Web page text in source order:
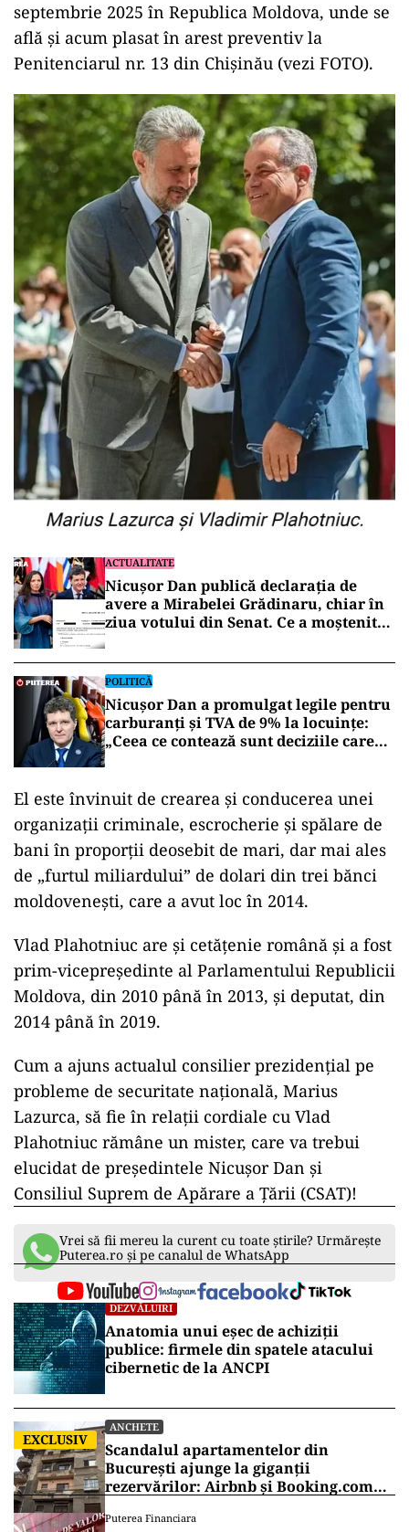
septembrie 2025 în Republica Moldova, unde se
află și acum plasat în arest preventiv la
Penitenciarul nr. 13 din Chișinău (vezi FOTO).
ACTUALITATE
Nicușor Dan publică declarația de
avere a Mirabelei Grădinaru, chiar în
ziua votului din Senat. Ce a moștenit
POLITICĂ
Nicușor Dan a promulgat legile pentru
carburanți și TVA de 9% la locuințe:
„Ceea ce contează sunt deciziile care
El este învinuit de crearea și conducerea unei
organizații criminale, escrocherie și spălare de
bani în proporții deosebit de mari, dar mai ales
de „furtul miliardului” de dolari din trei bănci
moldovenești, care a avut loc în 2014.
Vlad Plahotniuc are și cetățenie română și a fost
prim-vicepreședinte al Parlamentului Republicii
Moldova, din 2010 până în 2013, și deputat, din
2014 până în 2019.
Cum a ajuns actualul consilier prezidențial pe
probleme de securitate națională, Marius
Lazurca, să fie în relații cordiale cu Vlad
Plahotniuc rămâne un mister, care va trebui
elucidat de președintele Nicușor Dan și
Consiliul Suprem de Apărare a Țării (CSAT)!
Vrei să fii mereu la curent cu toate știrile? Urmărește
Puterea.ro și pe canalul de WhatsApp
DEZVĂLUIRI
Anatomia unui eșec de achiziții
publice: firmele din spatele atacului
cibernetic de la ANCPI
EXCLUSIV
ANCHETE
Scandalul apartamentelor din
București ajunge la giganții
rezervărilor: Airbnb și Booking.com
Puterea Financiara